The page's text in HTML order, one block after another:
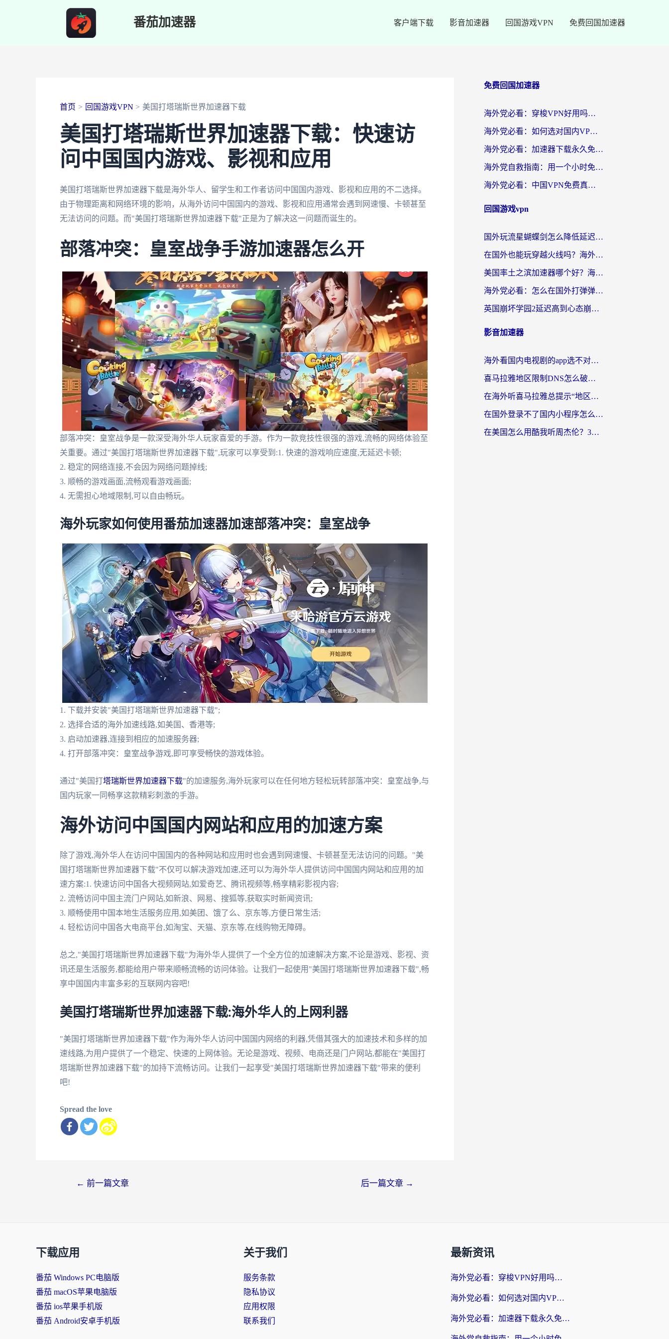
番茄加速器 客户端下载 影音加速器 回国游戏VPN 免费回国加速器
首页 回国游戏VPN 美国打塔瑞斯世界加速器下载
美国打塔瑞斯世界加速器下载：快速访
问中国国内游戏、影视和应用
美国打塔瑞斯世界加速器下载是海外华人、留学生和工作者访问中国国内游戏、影视和应用的不二选择。
由于物理距离和网络环境的影响，从海外访问中国国内的游戏、影视和应用通常会遇到网速慢、卡顿甚至
无法访问的问题。而"美国打塔瑞斯世界加速器下载"正是为了解决这一问题而诞生的。
部落冲突：皇室战争手游加速器怎么开
部落冲突：皇室战争是一款深受海外华人玩家喜爱的手游。作为一款竞技性很强的游戏,流畅的网络体验至
关重要。通过"美国打塔瑞斯世界加速器下载",玩家可以享受到:1. 快速的游戏响应速度,无延迟卡顿;
2. 稳定的网络连接,不会因为网络问题掉线;
3. 顺畅的游戏画面,流畅观看游戏画面;
4. 无需担心地域限制,可以自由畅玩。
海外玩家如何使用番茄加速器加速部落冲突：皇室战争
1. 下载并安装"美国打塔瑞斯世界加速器下载";
2. 选择合适的海外加速线路,如美国、香港等;
3. 启动加速器,连接到相应的加速服务器;
4. 打开部落冲突：皇室战争游戏,即可享受畅快的游戏体验。
通过"美国打塔瑞斯世界加速器下载"的加速服务,海外玩家可以在任何地方轻松玩转部落冲突：皇室战争,与
国内玩家一同畅享这款精彩刺激的手游。
海外访问中国国内网站和应用的加速方案
除了游戏,海外华人在访问中国国内的各种网站和应用时也会遇到网速慢、卡顿甚至无法访问的问题。"美
国打塔瑞斯世界加速器下载"不仅可以解决游戏加速,还可以为海外华人提供访问中国国内网站和应用的加
速方案:1. 快速访问中国各大视频网站,如爱奇艺、腾讯视频等,畅享精彩影视内容;
2. 流畅访问中国主流门户网站,如新浪、网易、搜狐等,获取实时新闻资讯;
3. 顺畅使用中国本地生活服务应用,如美团、饿了么、京东等,方便日常生活;
4. 轻松访问中国各大电商平台,如淘宝、天猫、京东等,在线购物无障碍。
总之,"美国打塔瑞斯世界加速器下载"为海外华人提供了一个全方位的加速解决方案,不论是游戏、影视、资
讯还是生活服务,都能给用户带来顺畅流畅的访问体验。让我们一起使用"美国打塔瑞斯世界加速器下载",畅
享中国国内丰富多彩的互联网内容吧!
美国打塔瑞斯世界加速器下载:海外华人的上网利器
"美国打塔瑞斯世界加速器下载"作为海外华人访问中国国内网络的利器,凭借其强大的加速技术和多样的加
速线路,为用户提供了一个稳定、快速的上网体验。无论是游戏、视频、电商还是门户网站,都能在"美国打
塔瑞斯世界加速器下载"的加持下流畅访问。让我们一起享受"美国打塔瑞斯世界加速器下载"带来的便利
吧!
Spread the love
← 前一篇文章 后一篇文章 →
免费回国加速器
海外党必看：穿梭VPN好用吗？和云帆VPN对比哪个回国效果更好？附真实测评+避坑指南
海外党必看：如何选对国内VPN，实现无缝访问国内资源？
海外党必看：加速器下载永久免费版真的存在吗？教你无缝访问国内资源的正确姿势
海外党自救指南：用一个小时免费加速器，轻松打破国内资源访问壁垒？
海外党必看：中国VPN免费真的靠谱吗？手把手教你选对回国加速器
回国游戏vpn
国外玩流星蝴蝶剑怎么降低延迟？海外党必看的加速秘籍（含欧洲鸣潮&彩虹岛优化攻略）
在国外也能玩穿越火线吗？海外玩家国服游戏畅玩终极指南
美国率土之滨加速器哪个好？海外党国服游戏畅玩终极指南（附多游戏解决方案）
海外党必看：怎么在国外打弹弹堂不卡？番茄加速器亲测指南
英国崩坏学园2延迟高到心态崩？海外党国服游戏加速终极指南
影音加速器
海外看国内电视剧的app选不对？这份回国加速器避坑指南帮你流畅追剧
喜马拉雅地区限制DNS怎么破？海外党听国内音乐听书的终极解决方案
在海外听喜马拉雅总提示“地区限制”？3步轻松解除+听国内音乐全攻略
在国外登录不了国内小程序怎么办？选对回国加速器，轻松解锁国内资源
在美国怎么用酷我听周杰伦？3步搞定海外听歌难题
下载应用
番茄 Windows PC电脑版
番茄 macOS苹果电脑版
番茄 ios苹果手机版
番茄 Android安卓手机版
关于我们
服务条款
隐私协议
应用权限
联系我们
最新资讯
海外党必看：穿梭VPN好用吗？和云帆VPN对比哪个回国效果更好？附真实测评+避坑指南
海外党必看：如何选对国内VPN，实现无缝访问国内资源？
海外党必看：加速器下载永久免费版真的存在吗？教你无缝访问国内资源的正确姿势